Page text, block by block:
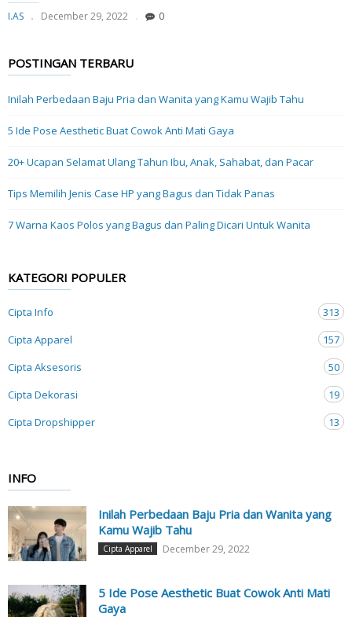
I.AS December 29, 2022 0
POSTINGAN TERBARU
Inilah Perbedaan Baju Pria dan Wanita yang Kamu Wajib Tahu
5 Ide Pose Aesthetic Buat Cowok Anti Mati Gaya
20+ Ucapan Selamat Ulang Tahun Ibu, Anak, Sahabat, dan Pacar
Tips Memilih Jenis Case HP yang Bagus dan Tidak Panas
7 Warna Kaos Polos yang Bagus dan Paling Dicari Untuk Wanita
KATEGORI POPULER
Cipta Info
313
Cipta Apparel
157
Cipta Aksesoris
50
Cipta Dekorasi
19
Cipta Dropshipper
13
INFO
Inilah Perbedaan Baju Pria dan Wanita yang
Kamu Wajib Tahu
Cipta Apparel December 29, 2022
5 Ide Pose Aesthetic Buat Cowok Anti Mati
Gaya